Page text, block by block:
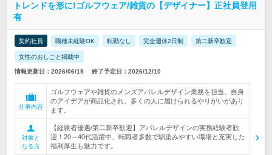
トレンドを形に!ゴルフウェア/雑貨の【デザイナー】正社員登用
有
契約社員 職種未経験OK 転勤なし 完全週休2日制 第二新卒歓迎
女性のおしごと掲載中
情報更新日：2026/06/19 終了予定日：2026/12/10
仕事内容
ゴルフウェアや雑貨のメンズアパレルデザイン業務を担当。自身
のアイデアが商品化され、多くの人に届けられるやりがいがあり
ます。
対象と
なる方
【経験者優遇/第二新卒歓迎】アパレルデザインの実務経験者歓
迎！20～40代活躍中、転職者多数で馴染みやすい職場と充実した
福利厚生も魅力です。